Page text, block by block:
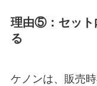
理由⑤：セット
る
ケノンは、販売